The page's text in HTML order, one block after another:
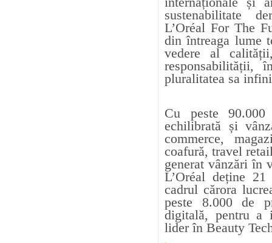
sustenabilitate
L’Oréal For The
din întreaga lume
vedere al
responsabilității,î
pluralitatea sa
Cu peste
echilibrată și vânz
commerce,
coafură, travel
generat vânzări în
L’Oréal deține
cadrul cărora
peste 8.000 de
digitală, pentru a
liderîn Beauty